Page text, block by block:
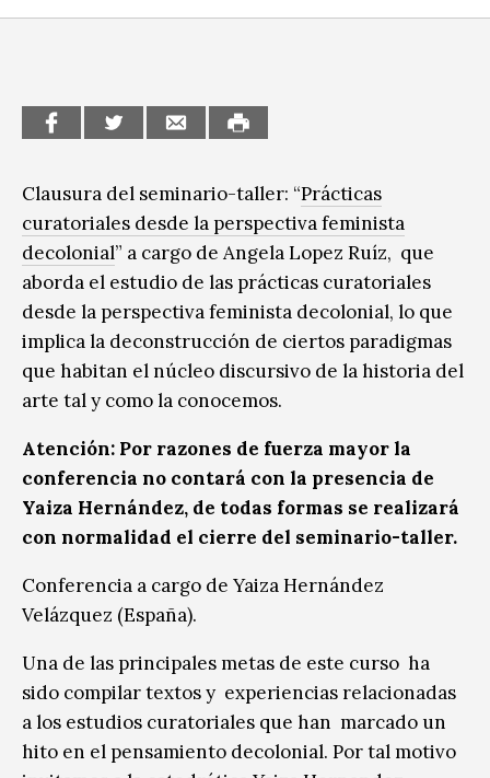
Clausura del seminario-taller: “Prácticas
curatoriales desde la perspectiva feminista
decolonial” a cargo de Angela Lopez Ruíz, que
aborda el estudio de las prácticas curatoriales
desde la perspectiva feminista decolonial, lo que
implica la deconstrucción de ciertos paradigmas
que habitan el núcleo discursivo de la historia del
arte tal y como la conocemos.
Atención: Por razones de fuerza mayor la
conferencia no contará con la presencia de
Yaiza Hernández, de todas formas se realizará
con normalidad el cierre del seminario-taller.
Conferencia a cargo de Yaiza Hernández
Velázquez (España).
Una de las principales metas de este curso ha
sido compilar textos y experiencias relacionadas
a los estudios curatoriales que han marcado un
hito en el pensamiento decolonial. Por tal motivo